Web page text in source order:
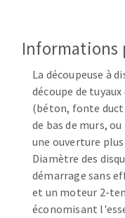
Meules sur tige
Brosses
Meules de
Feutres à polir
Bandes sans
Rouleaux
Aspirateurs
MACHINES
Informations
La découpeuse à
découpe de
(béton, fonte
de bas de murs,
une ouverture
Diamètre des
démarrage sans
et un moteur 2-
économisant